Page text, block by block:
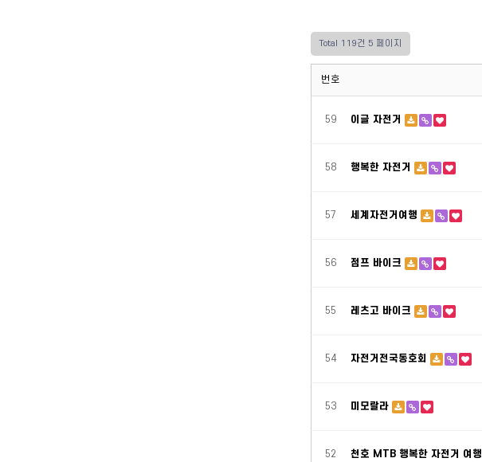
Total 119건 5 페이지
번호
59 이글 자전거
58 행복한 자전거
57 세계자전거여행
56 점프 바이크
55 레츠고 바이크
54 자전거전국동호회
53 미모랄라
52 천호 MTB 행복한 자전거 여행